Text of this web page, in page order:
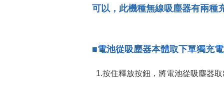
可以，此機種無線吸塵器有兩種
■電池從吸塵器本體取下單獨充電
1.按住釋放按鈕，將電池從吸塵器